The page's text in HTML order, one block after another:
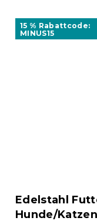
15 % Rabattcode:
MINUS15
Edelstahl
Hunde/